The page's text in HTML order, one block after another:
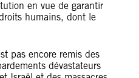
en vue de garantir
humains, dont le
pas encore remis des
dévastateurs